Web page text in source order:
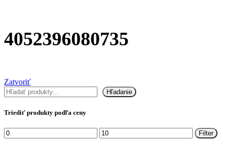
4052396080735
Zatvoriť
Hľadať
Hľadanie
Triediť produkty podľa ceny
Minimálna
cena
Maximálna
cena
Filter